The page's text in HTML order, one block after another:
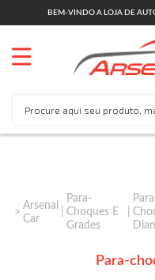
BEM-VINDO A LOJA DE
Arsenal
Car
Para-
Choques E
Grades
Para-